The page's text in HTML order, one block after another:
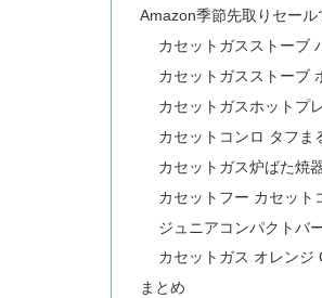
Amazon季節先取りセー
カセットガスストーブ
カセットガスストーブ
カセットガスホットプ
カセットコンロ タフま
カセットガス炉ばた焼
カセットフー カセット
ジュニアコンパクトバ
カセットガス オレンジ
まとめ